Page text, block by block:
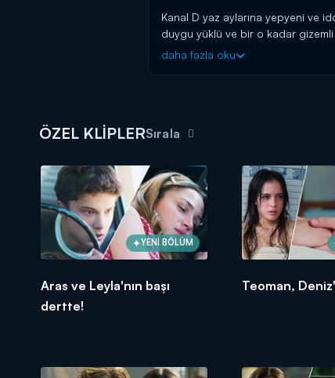
Kanal D yaz aylarına yepyeni ve
duygu yüklü ve bir o kadar
Haftanın magazin olayları,
daha fazla oku
ÖZEL KLİPLERSırala
YENİ BÖLÜM
Aras ve Leyla'nın başı
dertte!
Teoman,